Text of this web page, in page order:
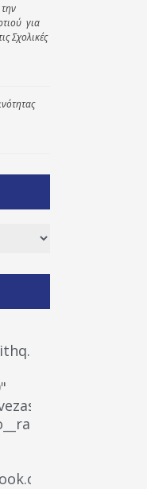
για
Σχολικές
wp-